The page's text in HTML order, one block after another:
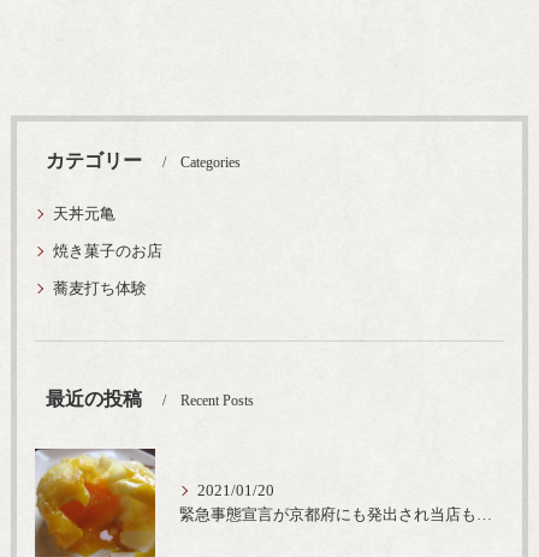
カテゴリー Categories
天丼元亀
焼き菓子のお店
蕎麦打ち体験
最近の投稿 Recent Posts
2021/01/20